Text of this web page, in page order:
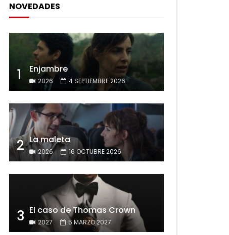
NOVEDADES
1 Enjambre
2026 4 SEPTIEMBRE 2026
2 La maleta
2026 16 OCTUBRE 2026
3 El caso de Thomas Crown
2027 5 MARZO 2027